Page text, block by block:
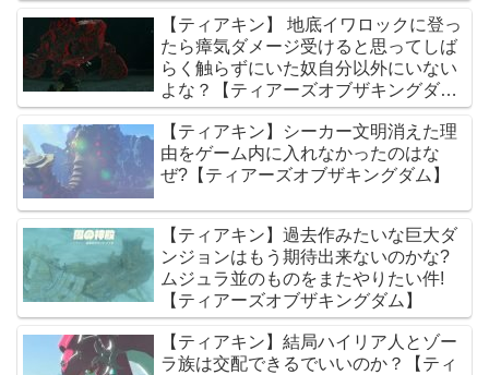
【ティアキン】 地底イワロックに登っ
たら瘴気ダメージ受けると思ってしば
らく触らずにいた奴自分以外にいない
よな？【ティアーズオブザキングダ
ム】
【ティアキン】シーカー文明消えた理
由をゲーム内に入れなかったのはな
ぜ?【ティアーズオブザキングダム】
【ティアキン】過去作みたいな巨大ダ
ンジョンはもう期待出来ないのかな?
ムジュラ並のものをまたやりたい件!
【ティアーズオブザキングダム】
【ティアキン】結局ハイリア人とゾー
ラ族は交配できるでいいのか？【ティ